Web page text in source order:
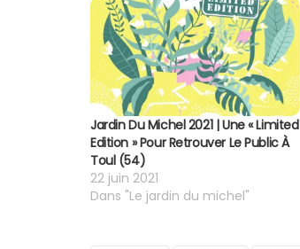
Jardin Du Michel 2021 | Une « Limited
Edition » Pour Retrouver Le Public À
Toul (54)
22 juin 2021
Dans "Le jardin du michel"